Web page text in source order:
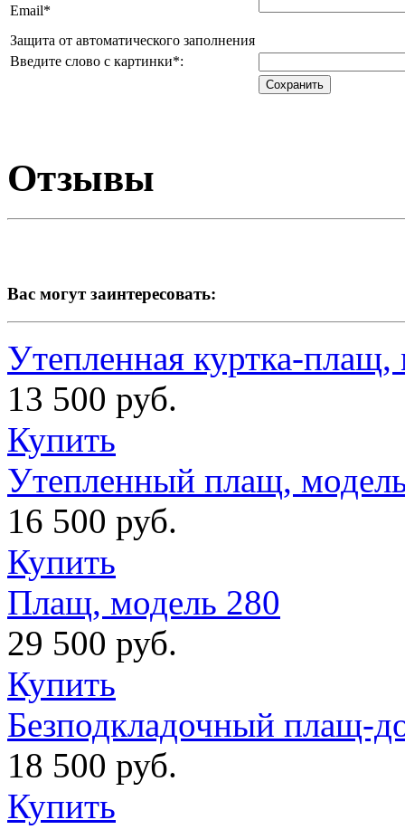
Email*
Защита от автоматического заполнения
Введите слово с картинки*:
Отзывы
Вас могут заинтересовать:
Утепленная куртка-плащ,
13 500 руб.
Купить
Утепленный плащ,
16 500 руб.
Купить
Плащ, модель 280
29 500 руб.
Купить
Безподкладочный плащ-
18 500 руб.
Купить